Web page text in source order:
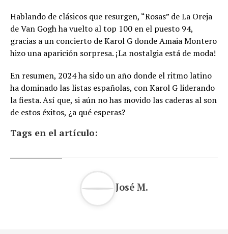
Hablando de clásicos que resurgen, “Rosas” de La Oreja
de Van Gogh ha vuelto al top 100 en el puesto 94,
gracias a un concierto de Karol G donde Amaia Montero
hizo una aparición sorpresa. ¡La nostalgia está de moda!
En resumen, 2024 ha sido un año donde el ritmo latino
ha dominado las listas españolas, con Karol G liderando
la fiesta. Así que, si aún no has movido las caderas al son
de estos éxitos, ¿a qué esperas?
Tags en el artículo:
José M.